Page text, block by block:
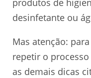
desinfetante ou
Mas atenção:
repetir o
as demais dicas